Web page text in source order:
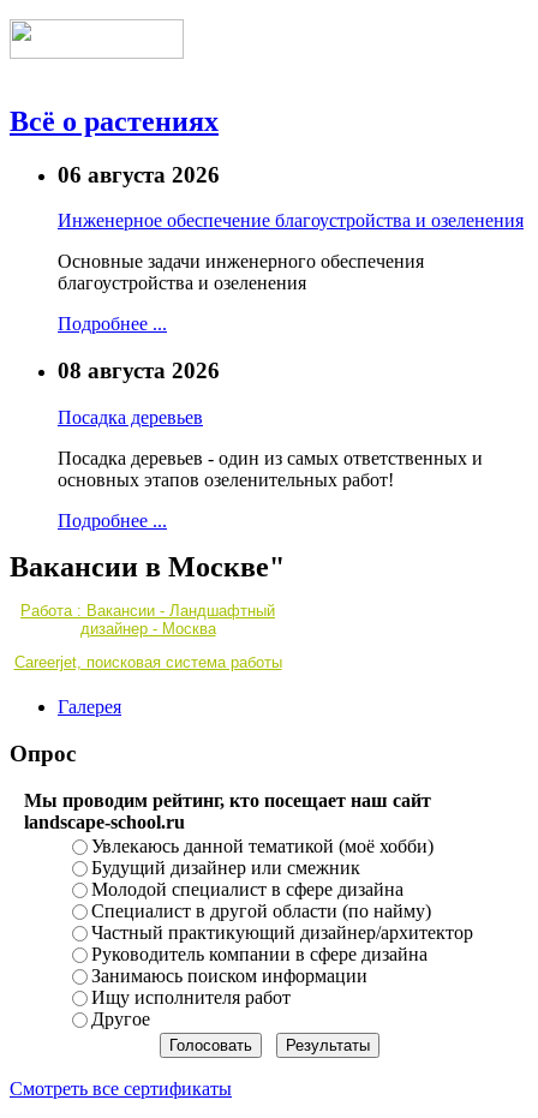
Всё о растениях
06 августа 2026
Инженерное обеспечение благоустройства и озеленения
Основные задачи инженерного обеспечения
благоустройства и озеленения
Подробнее ...
08 августа 2026
Посадка деревьев
Посадка деревьев - один из самых ответственных и
основных этапов озеленительных работ!
Подробнее ...
Вакансии в Москве"
Работа : Вакансии - Ландшафтный
дизайнер - Москва
Careerjet, поисковая система работы
Галерея
Опрос
Мы проводим рейтинг, кто посещает наш сайт
landscape-school.ru
Увлекаюсь данной тематикой (моё хобби)
Будущий дизайнер или смежник
Молодой специалист в сфере дизайна
Специалист в другой области (по найму)
Частный практикующий дизайнер/архитектор
Руководитель компании в сфере дизайна
Занимаюсь поиском информации
Ищу исполнителя работ
Другое
Смотреть все сертификаты